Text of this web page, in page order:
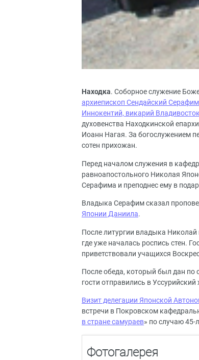
Находка. Соборное служение
архиепископ Сендайский Серафим
Иннокентий, викарий
духовенства Находкинской
Иоанн Нагая. За богослужением
сотен прихожан.
Перед началом служения в
равноапостольного Николая
Серафима и преподнес ему в
Владыка Серафим сказал
Японии Даниила.
После литургии владыка
где уже началась роспись стен.
приветствовали учащихся
После обеда, который был дан по
гости отправились в Уссурийский
Визит делегации Японской
встречи в Покровском
в стране самураев» по случаю 45-
Фотогалерея